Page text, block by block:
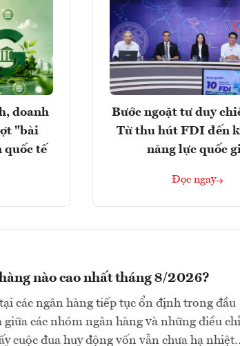
doanh
"bài
quốc tế
Bước ngoặt tư duy
Từ thu hút FDI đến
năng lực quốc
Đọc ngay
nào cao nhất tháng 8/2026?
các ngân hàng tiếp tục ổn định trong đầu
giữa các nhóm ngân hàng và những điều
cuộc đua huy động vốn vẫn chưa hạ